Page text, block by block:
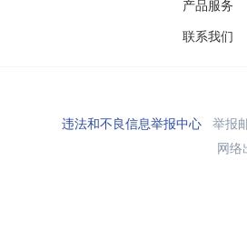
产品服务
联系我们
违法和不良信息举报中心举报
网